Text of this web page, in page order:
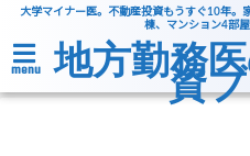
大学マイナー医。不動産投資もうすぐ10年
棟、マンション4部
menu 地方勤務
資